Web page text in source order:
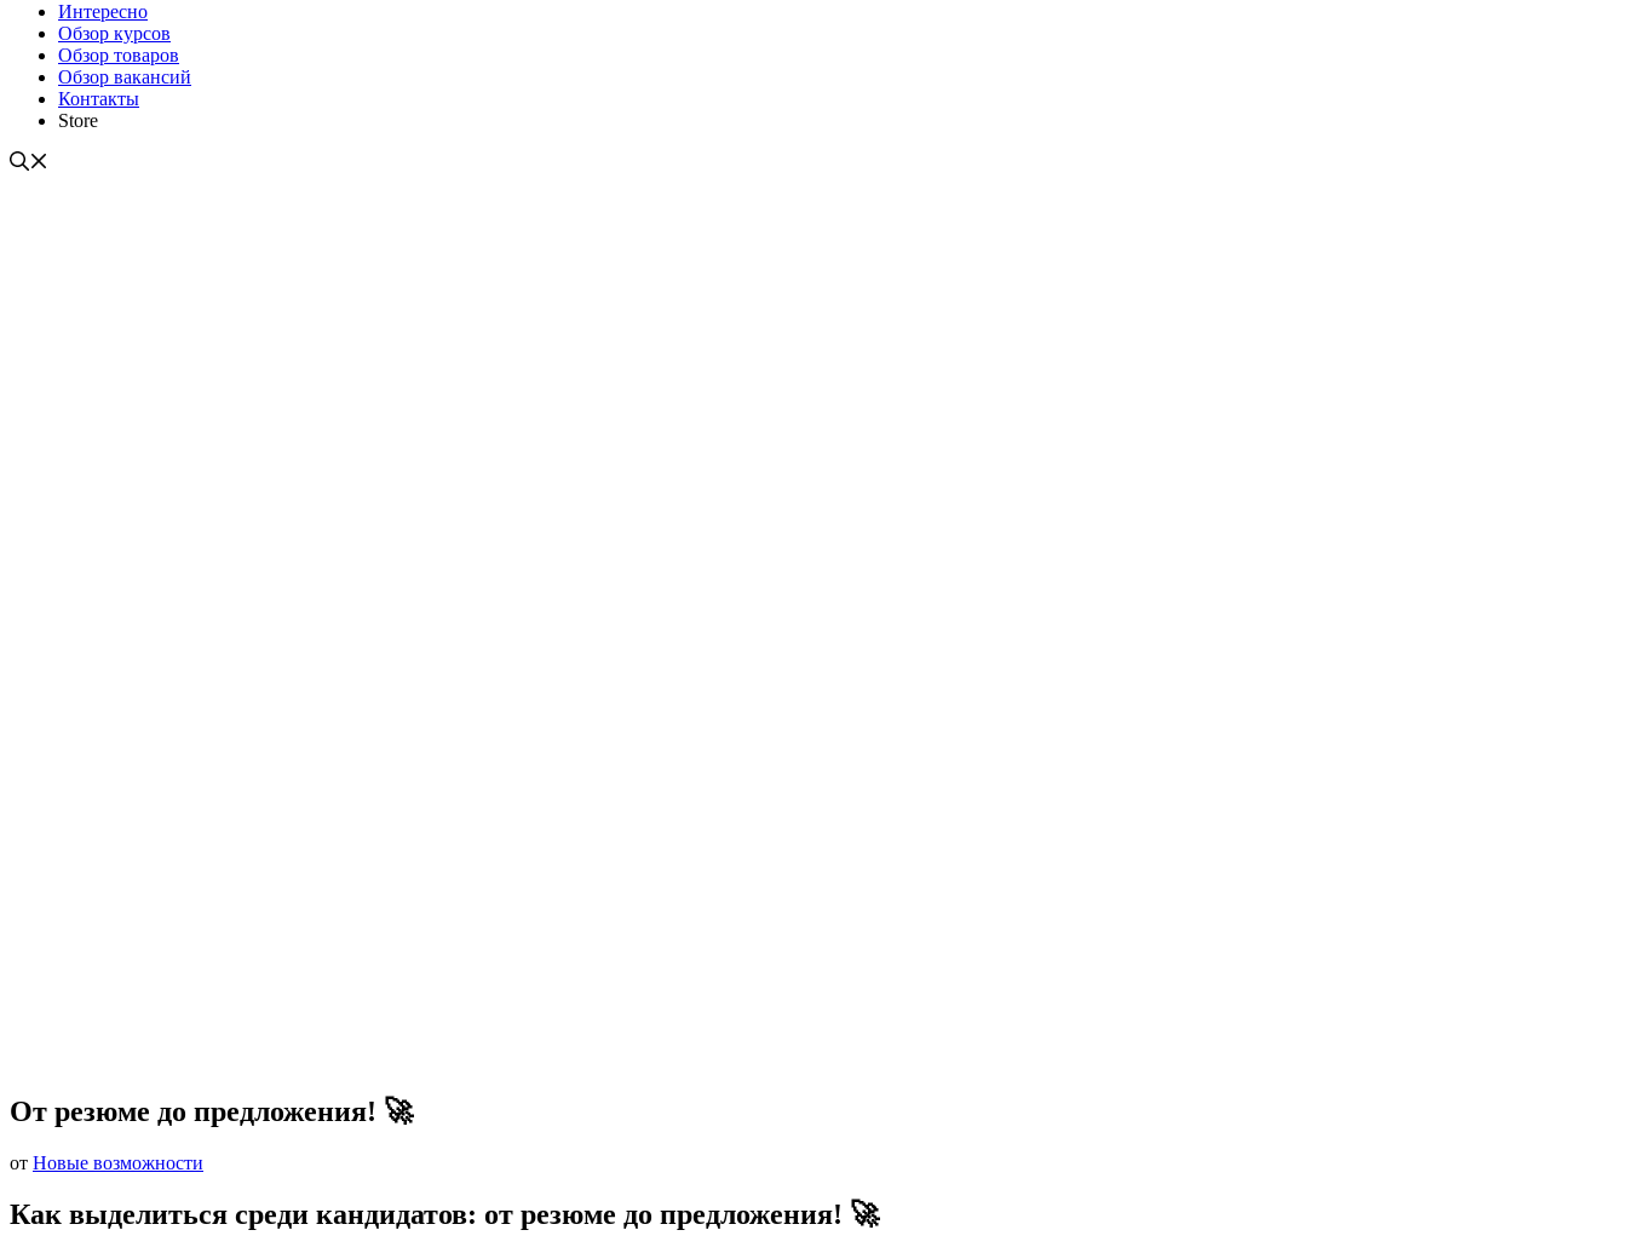
Интересно
Обзор курсов
Обзор товаров
Обзор вакансий
Контакты
Store
От резюме до предложения! 🚀
от Новые возможности
Как выделиться среди кандидатов: от резюме до предложения! 🚀